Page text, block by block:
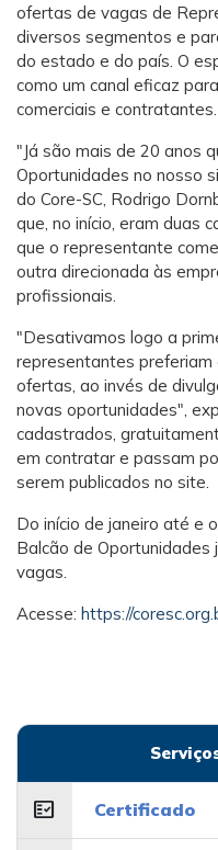
ofertas de vagas de
diversos segmentos e
do estado e do país. O
como um canal eficaz
comerciais e contratantes.
"Já são mais de 20 anos
Oportunidades no nosso
do Core-SC, Rodrigo
que, no início, eram duas
que o representante
outra direcionada às
profissionais.
"Desativamos logo a
representantes
ofertas, ao invés de
novas oportunidades",
cadastrados,
em contratar e passam
serem publicados no site.
Do início de janeiro até e
Balcão de Oportunidades
vagas.
Acesse: https://
fact_check Certificado